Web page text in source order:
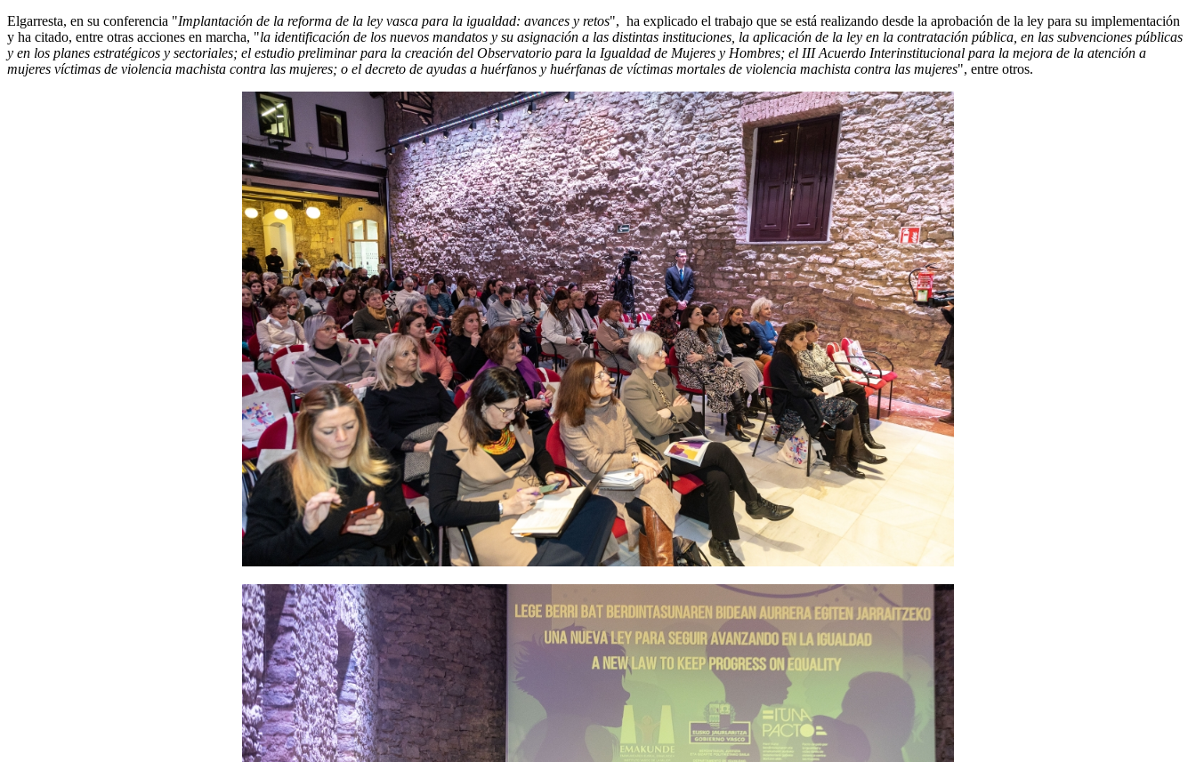
Elgarresta, en su conferencia "Implantación de la reforma de la ley vasca para la igualdad: avances y retos", ha explicado el trabajo que se está realizando desde la aprobación de la ley para su implementación
y ha citado, entre otras acciones en marcha, "la identificación de los nuevos mandatos y su asignación a las distintas instituciones, la aplicación de la ley en la contratación pública, en las subvenciones públicas
y en los planes estratégicos y sectoriales; el estudio preliminar para la creación del Observatorio para la Igualdad de Mujeres y Hombres; el III Acuerdo Interinstitucional para la mejora de la atención a
mujeres víctimas de violencia machista contra las mujeres; o el decreto de ayudas a huérfanos y huérfanas de víctimas mortales de violencia machista contra las mujeres", entre otros.